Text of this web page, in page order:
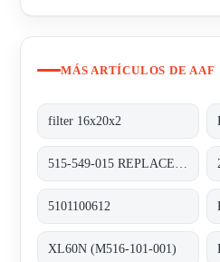
MÁS ARTÍCULOS DE AAF
filter 16x20x2
5101100612
XL60N (M516-101-001)